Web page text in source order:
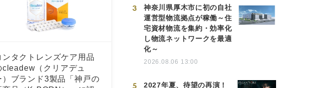
ンタクトレンズケア用品
cleadew（クリアデュ
）ブランド3製品「神戸の
3
神奈川県厚木市に初の自社
運営型物流拠点が稼働～住
宅資材物流を集約・効率化
し物流ネットワークを最適
化～
2026.08.06 13:00
5
2027年夏、待望の再演！